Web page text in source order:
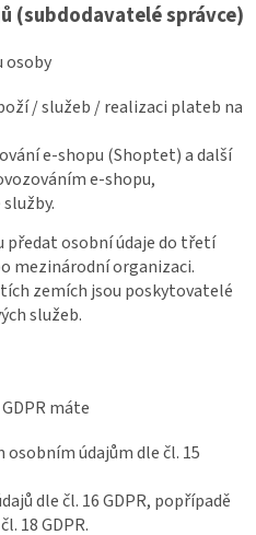
(subdodavatelé správce)
osoby
/ služeb / realizaci plateb na
e-shopu (Shoptet) a další
e-shopu,
předat osobní údaje do třetí
mezinárodní organizaci.
zemích jsou poskytovatelé
služeb.
máte
osobním údajům dle čl. 15
dle čl. 16 GDPR, popřípadě
18 GDPR.